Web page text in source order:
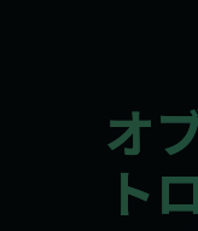
オ
ト